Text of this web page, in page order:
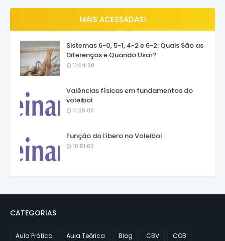
MAIS ACESSADAS!
Sistemas 6-0, 5-1, 4-2 e 6-2: Quais São as
Diferenças e Quando Usar?
11:04:00
Valências físicas em fundamentos do
voleibol
11:25:00
Função do líbero no Voleibol
10:51:00
CATEGORIAS
Aula Prática Aula Teórica Blog CBV
COB